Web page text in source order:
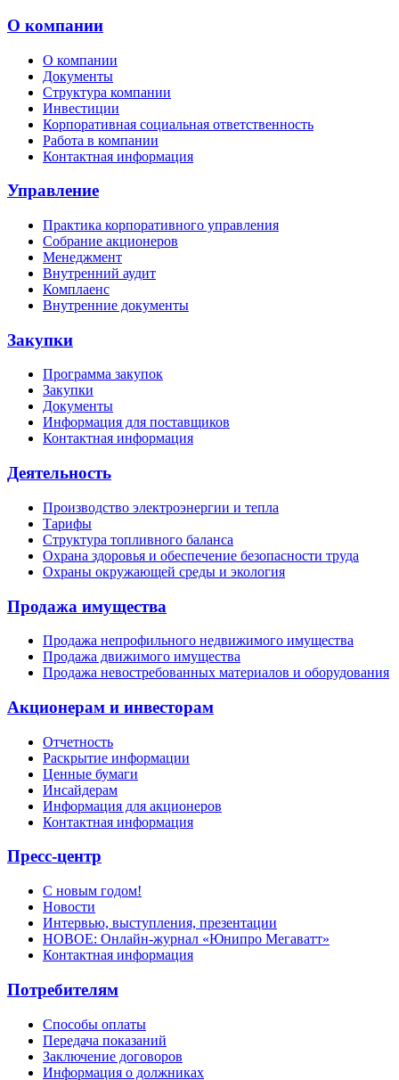
О компании
О компании
Документы
Структура компании
Инвестиции
Корпоративная социальная ответственность
Работа в компании
Контактная информация
Управление
Практика корпоративного управления
Собрание акционеров
Менеджмент
Внутренний аудит
Комплаенс
Внутренние документы
Закупки
Программа закупок
Закупки
Документы
Информация для поставщиков
Контактная информация
Деятельность
Производство электроэнергии и тепла
Тарифы
Структура топливного баланса
Охрана здоровья и обеспечение безопасности труда
Охраны окружающей среды и экология
Продажа имущества
Продажа непрофильного недвижимого имущества
Продажа движимого имущества
Продажа невостребованных материалов и оборудования
Акционерам и инвесторам
Отчетность
Раскрытие информации
Ценные бумаги
Инсайдерам
Информация для акционеров
Контактная информация
Пресс-центр
С новым годом!
Новости
Интервью, выступления, презентации
НОВОЕ: Онлайн-журнал «Юнипро Мегаватт»
Контактная информация
Потребителям
Способы оплаты
Передача показаний
Заключение договоров
Информация о должниках